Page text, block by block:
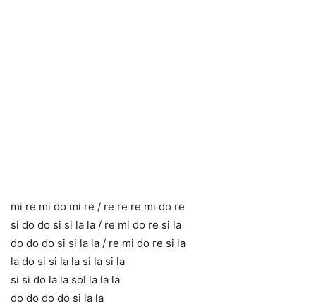
mi re mi do mi re / re re re mi do re
si do do si si la la / re mi do re si la
do do do si si la la / re mi do re si la
la do si si la la si la si la
si si do la la sol la la la
do do do do si la la